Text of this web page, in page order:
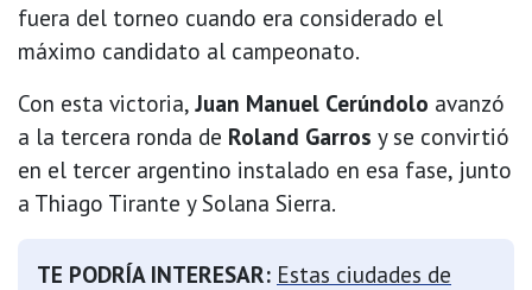
fuera del torneo cuando era considerado el
máximo candidato al campeonato.
Con esta victoria, Juan Manuel Cerúndolo avanzó
a la tercera ronda de Roland Garros y se convirtió
en el tercer argentino instalado en esa fase, junto
a Thiago Tirante y Solana Sierra.
TE PODRÍA INTERESAR: Estas ciudades de